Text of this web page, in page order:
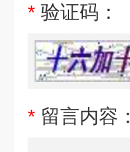
* 验证码：
* 留言内容：